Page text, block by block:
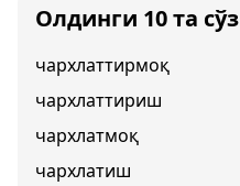
Олдинги 10 та сўз
чархлаттирмоқ
чархлаттириш
чархлатмоқ
чархлатиш